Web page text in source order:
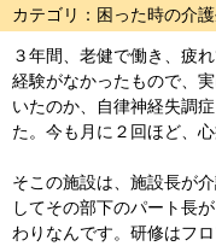
カテゴリ：困った時の介
３年間、老健で働き、疲
経験がなかったもので、
いたのか、自律神経失調
た。今も月に２回ほど、
そこの施設は、施設長が
してその部下のパート長
わりなんです。研修はフ